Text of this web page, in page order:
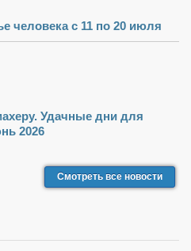
человека с 11 по 20 июля
Удачные дни для
2026
Смотреть все новости